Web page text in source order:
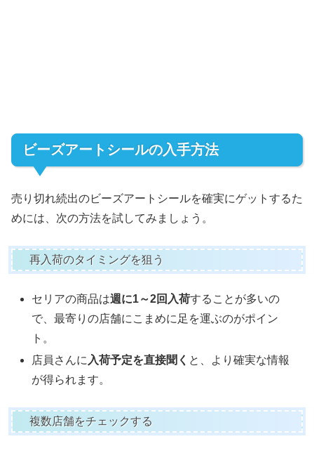
ビーズアートシールの入手方法
売り切れ続出のビーズアートシールを確実にゲットするた
めには、次の方法を試してみましょう。
再入荷のタイミングを狙う
セリアの商品は週に1～2回入荷することが多いの
で、最寄りの店舗にこまめに足を運ぶのがポイン
ト。
店員さんに 入荷予定を直接聞く と、より確実な情報
が得られます。
複数店舗をチェックする